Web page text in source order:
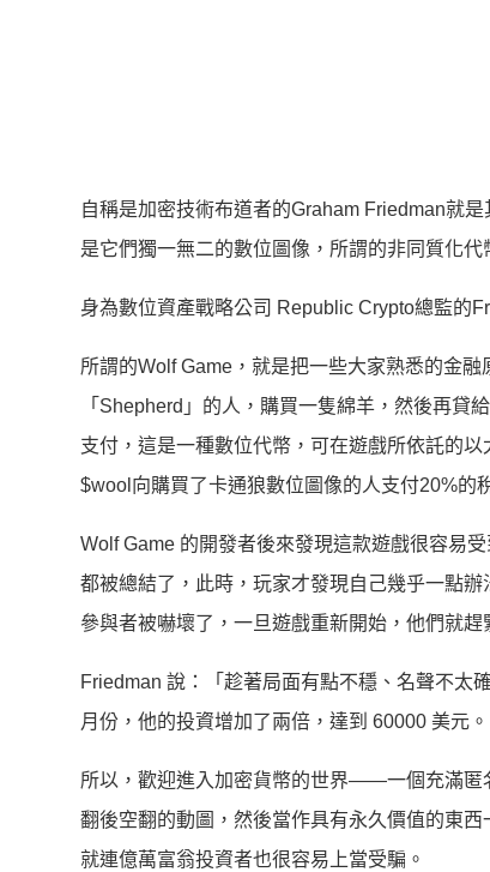
自稱是加密技術布道者的Graham Friedman就
是它們獨一無二的數位圖像，所謂的非同質化代
身為數位資產戰略公司 Republic Crypto總監的
所謂的Wolf Game，就是把一些大家熟悉的金
「Shepherd」的人，購買一隻綿羊，然後再貸
支付，這是一種數位代幣，可在遊戲所依託的
$wool向購買了卡通狼數位圖像的人支付20%的
Wolf Game 的開發者後來發現這款遊戲很容易
都被總結了，此時，玩家才發現自己幾乎一點
參與者被嚇壞了，一旦遊戲重新開始，他們就
Friedman 說：「趁著局面有點不穩、名聲不太
月份，他的投資增加了兩倍，達到 60000 美元。
所以，歡迎進入加密貨幣的世界——一個充滿匿
翻後空翻的動圖，然後當作具有永久價值的東
就連億萬富翁投資者也很容易上當受騙。